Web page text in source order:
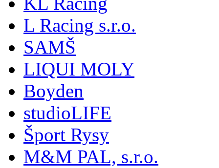
L Racing s.r.o.
SAMŠ
LIQUI MOLY
Boyden
studioLIFE
Šport Rysy
M&M PAL, s.r.o.